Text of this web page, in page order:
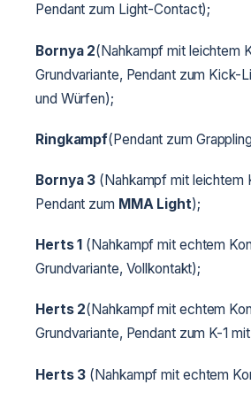
Pendant zum Light-Contact);
Bornya 2(Nahkampf mit leichtem
Grundvariante, Pendant zum Kick-
und Würfen);
Ringkampf(Pendant zum
Bornya 3 (Nahkampf mit leichtem
Pendant zum MMA Light);
Herts 1 (Nahkampf mit echtem
Grundvariante, Vollkontakt);
Herts 2(Nahkampf mit echtem
Grundvariante, Pendant zum K-1
Herts 3 (Nahkampf mit echtem